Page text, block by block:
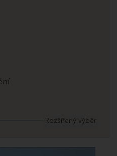
Rozšířený výběr